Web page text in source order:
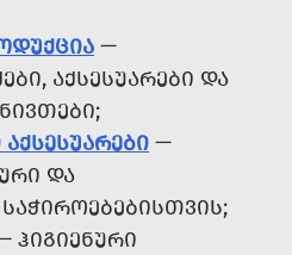
—
ᲐᲥᲡᲔᲡᲣᲐᲠᲔᲑᲘ ᲓᲐ
—
ᲓᲐ
ᲰᲘᲒᲘᲔᲜᲣᲠᲘ